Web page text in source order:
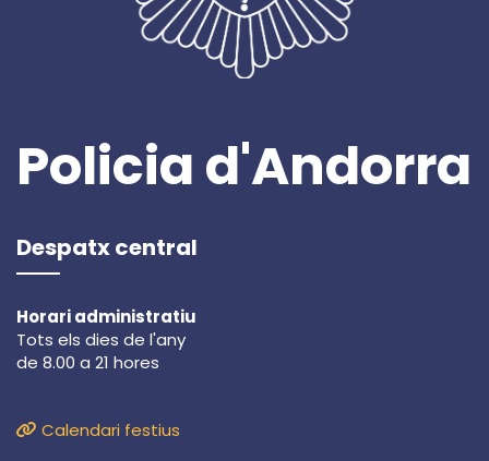
Policia d'Andorra
Despatx central
Horari administratiu
Tots els dies de l'any
de 8.00 a 21 hores
Calendari festius